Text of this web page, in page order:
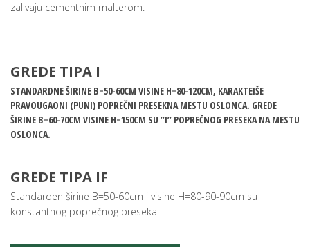
zalivaju cementnim malterom.
GREDE TIPA I
STANDARDNE ŠIRINE B=50-60CM VISINE H=80-120CM, KARAKTEIŠE
PRAVOUGAONI (PUNI) POPREČNI PRESEKNA MESTU OSLONCA. GREDE
ŠIRINE B=60-70CM VISINE H=150CM SU ’’I’’ POPREČNOG PRESEKA NA MESTU
OSLONCA.
GREDE TIPA IF
Standarden širine B=50-60cm i visine H=80-90-90cm su
konstantnog poprečnog preseka.